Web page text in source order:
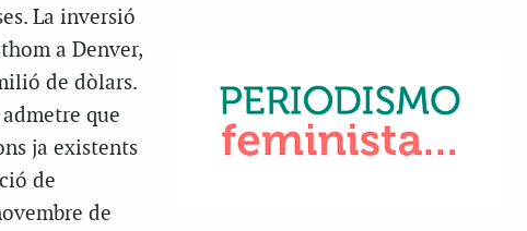
La inversió
a Denver,
de dòlars.
que
ja existents
de
de